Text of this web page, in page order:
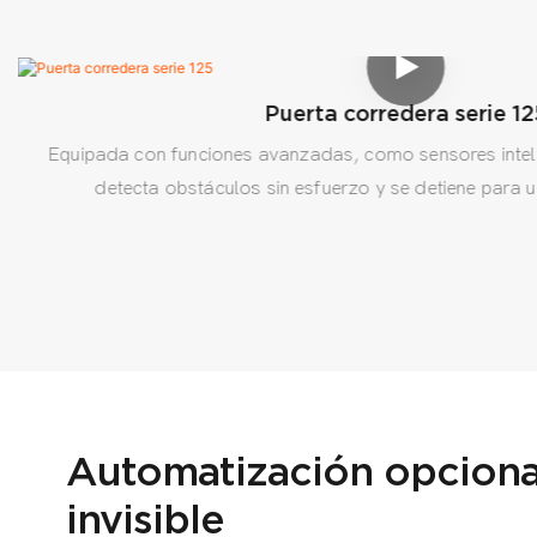
Puerta corredera serie
Equipada con funciones avanzadas, como sensores
detecta obstáculos sin esfuerzo y se detiene para
Automatización
invisible